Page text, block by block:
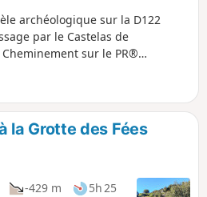
archéologique sur la D122
par le Castelas de
sur le PR®
boucles autour d'Arboras
alors de raccourcir la
la Grotte des Fées
-429 m
5h 25